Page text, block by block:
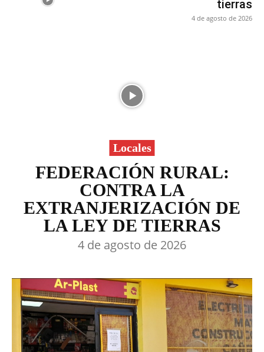
tierras
4 de agosto de 2026
Locales
FEDERACIÓN RURAL:
CONTRA LA
EXTRANJERIZACIÓN DE
LA LEY DE TIERRAS
4 de agosto de 2026